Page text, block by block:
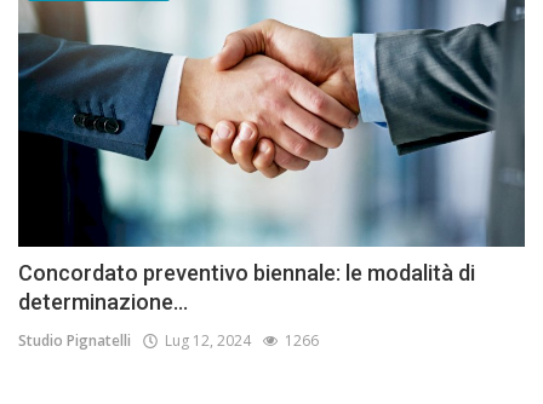
Concordato preventivo biennale: le modalità di
determinazione...
Studio Pignatelli Lug 12, 2024 1266